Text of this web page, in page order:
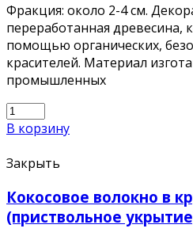
Фракция: около 2-4 см.
переработанная древесина,
помощью органических,
красителей. Материал
промышленных
В корзину
Закрыть
Кокосовое волокно в
(приствольное